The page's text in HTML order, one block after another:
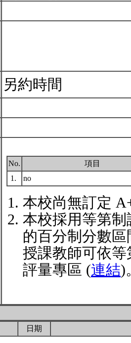
另約時間
No.
項目
1.
no
本校尚無訂定
本校採用等第
的百分制分數
授課教師可依
評量專區 (連結)
日期